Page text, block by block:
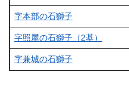
字本部の石獅子
字照屋の石獅子（2基）
字兼城の石獅子